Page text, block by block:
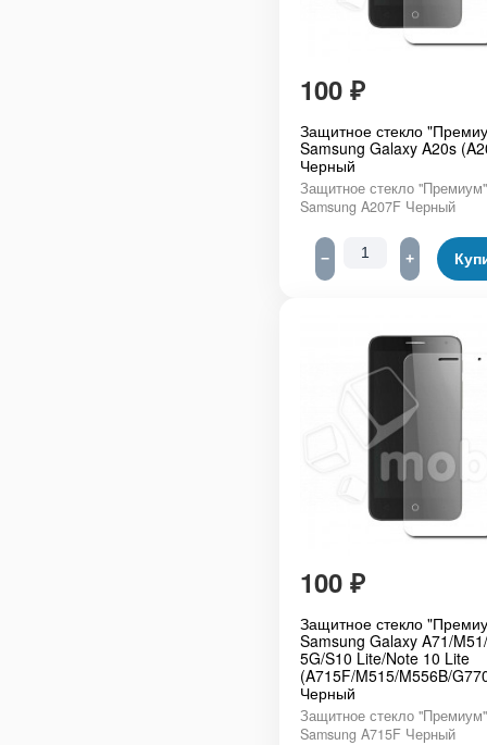
100 ₽
Защитное стекло
Samsung Galaxy A20s
Черный
Защитное стекло
Samsung A207F Черный
− +
100 ₽
Защитное стекло
Samsung Galaxy A71/
5G/S10 Lite/Note 10 Lite
(A715F/M515/M556B/
Черный
Защитное стекло
Samsung A715F Черный